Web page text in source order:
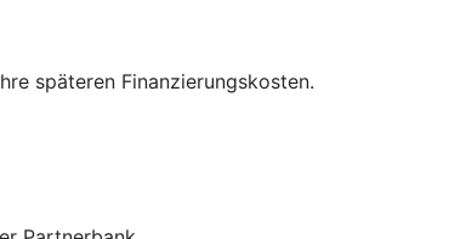
späteren Finanzierungskosten.